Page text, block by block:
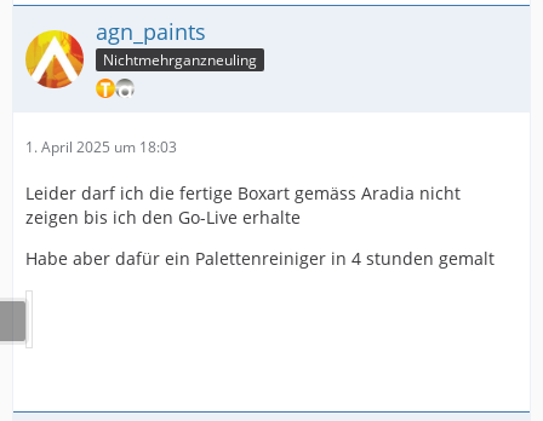
agn_paints
Nichtmehrganzneuling
1. April 2025 um 18:03
Leider darf ich die fertige Boxart gemäss Aradia nicht
zeigen bis ich den Go-Live erhalte
Habe aber dafür ein Palettenreiniger in 4 stunden gemalt